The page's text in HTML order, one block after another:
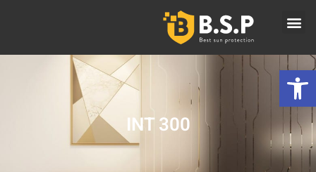
פתח סרגל נגישות
INT 300